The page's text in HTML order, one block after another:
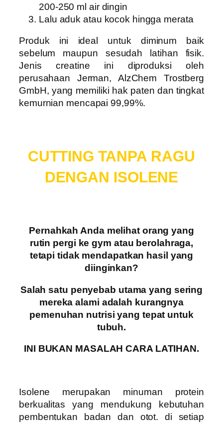
200-250 ml air dingin
Lalu aduk atau kocok hingga merata
Produk ini ideal untuk diminum baik
sebelum maupun sesudah latihan fisik.
Jenis creatine ini diproduksi oleh
perusahaan Jerman, AlzChem Trostberg
GmbH, yang memiliki hak paten dan tingkat
kemurnian mencapai 99,99%.
CUTTING TANPA RAGU
DENGAN ISOLENE
Pernahkah Anda melihat orang yang
rutin pergi ke gym atau berolahraga,
tetapi tidak mendapatkan hasil yang
diinginkan?
Salah satu penyebab utama yang sering
mereka alami adalah kurangnya
pemenuhan nutrisi yang tepat untuk
tubuh.
INI BUKAN MASALAH CARA LATIHAN.
Isolene merupakan minuman protein
berkualitas yang mendukung kebutuhan
pembentukan badan dan otot. di setiap